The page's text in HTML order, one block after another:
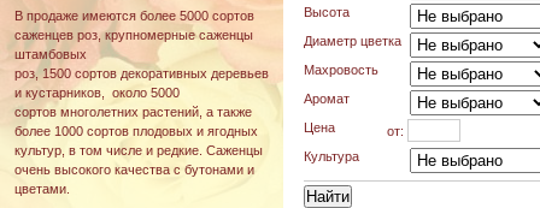
В продаже имеются более 5000 сортов
саженцев роз, крупномерные саженцы
штамбовых
роз, 1500 сортов декоративных деревьев
и кустарников, около 5000
сортов многолетних растений, а также
более 1000 сортов плодовых и ягодных
культур, в том числе и редкие. Саженцы
очень высокого качества с бутонами и
цветами.
Высота
Диаметр цветка
Махровость
Аромат
Цена
от:
Культура